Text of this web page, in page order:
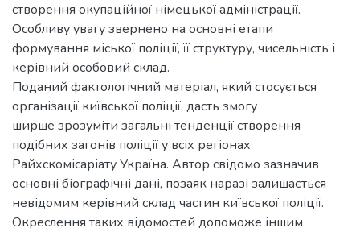
створення окупаційної німецької адміністрації.
Особливу увагу звернено на основні етапи
формування міської поліції, її структуру, чисельність і
керівний особовий склад.
Поданий фактологічний матеріал, який стосується
організації київської поліції, дасть змогу
ширше зрозуміти загальні тенденції створення
подібних загонів поліції у всіх регіонах
Райхскомісаріату Україна. Автор свідомо зазначив
основні біографічні дані, позаяк наразі залишається
невідомим керівний склад частин київської поліції.
Окреслення таких відомостей допоможе іншим